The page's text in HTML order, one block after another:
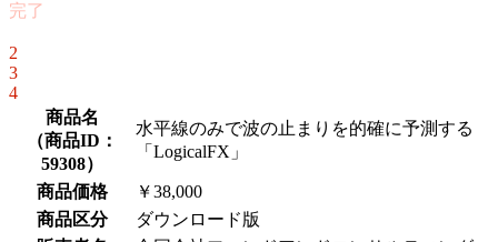
完了
2
3
4
商品名
（商品ID：
59308）
水平線のみで波の止まりを的確に予測する
「LogicalFX」
商品価格
￥38,000
商品区分
ダウンロード版